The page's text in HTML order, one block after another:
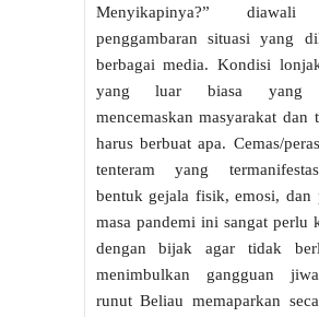
Menyikapinya?” diawali
penggambaran situasi yang
berbagai media. Kondisi
yang luar biasa yang
mencemaskan masyarakat dan
harus berbuat apa. Cemas/
tenteram yang
bentuk gejala fisik, emosi, dan
masa pandemi ini sangat perlu
dengan bijak agar tidak
menimbulkan gangguan
runut Beliau memaparkan